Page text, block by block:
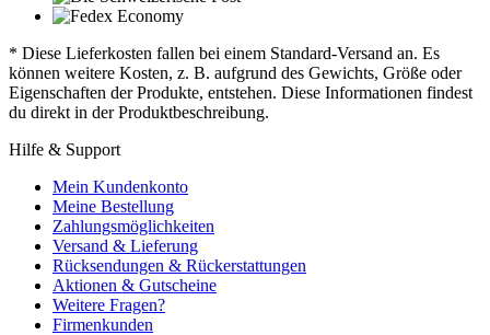
* Diese Lieferkosten fallen bei einem Standard-Versand an. Es
können weitere Kosten, z. B. aufgrund des Gewichts, Größe oder
Eigenschaften der Produkte, entstehen. Diese Informationen findest
du direkt in der Produktbeschreibung.
Hilfe & Support
Mein Kundenkonto
Meine Bestellung
Zahlungsmöglichkeiten
Versand & Lieferung
Rücksendungen & Rückerstattungen
Aktionen & Gutscheine
Weitere Fragen?
Firmenkunden